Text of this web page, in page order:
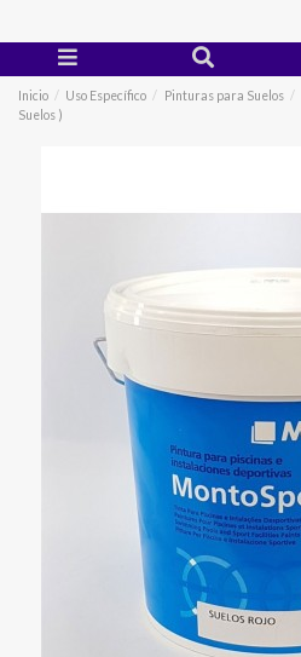
Inicio Uso Específico Pinturas para Suelos
Suelos )